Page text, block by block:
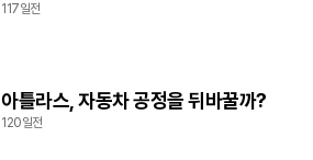
117일전
아틀라스, 자동차 공정을 뒤바꿀까?
120일전